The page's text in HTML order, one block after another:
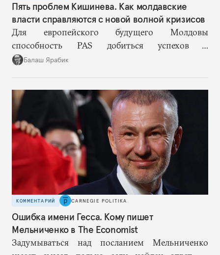
Пять проблем Кишинева. Как молдавские
власти справляются с новой волной кризисов
Для европейского будущего Молдовы
способность PAS добиться успехов в
госстроительстве может оказаться важнее, чем
Балаш Ярабик
КОММЕНТАРИЙ CARNEGIE POLITIKA
Ошибка имени Гесса. Кому пишет
Мельниченко в The Economist
Задумываться над посланием Мельниченко